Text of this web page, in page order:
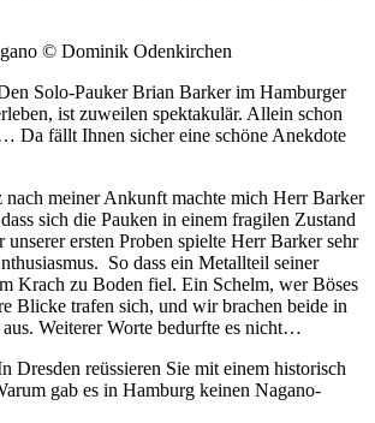
© Dominik Odenkirchen
Solo-Pauker Brian Barker im Hamburger
ist zuweilen spektakulär. Allein schon
Da fällt Ihnen sicher eine schöne Anekdote
nach meiner Ankunft machte mich Herr Barker
sich die Pauken in einem fragilen Zustand
ersten Proben spielte Herr Barker sehr
So dass ein Metallteil seiner
Krach zu Boden fiel. Ein Schelm, wer Böses
Blicke trafen sich, und wir brachen beide in
aus. Weiterer Worte bedurfte es nicht…
Dresden reüssieren Sie mit einem historisch
gab es in Hamburg keinen Nagano-